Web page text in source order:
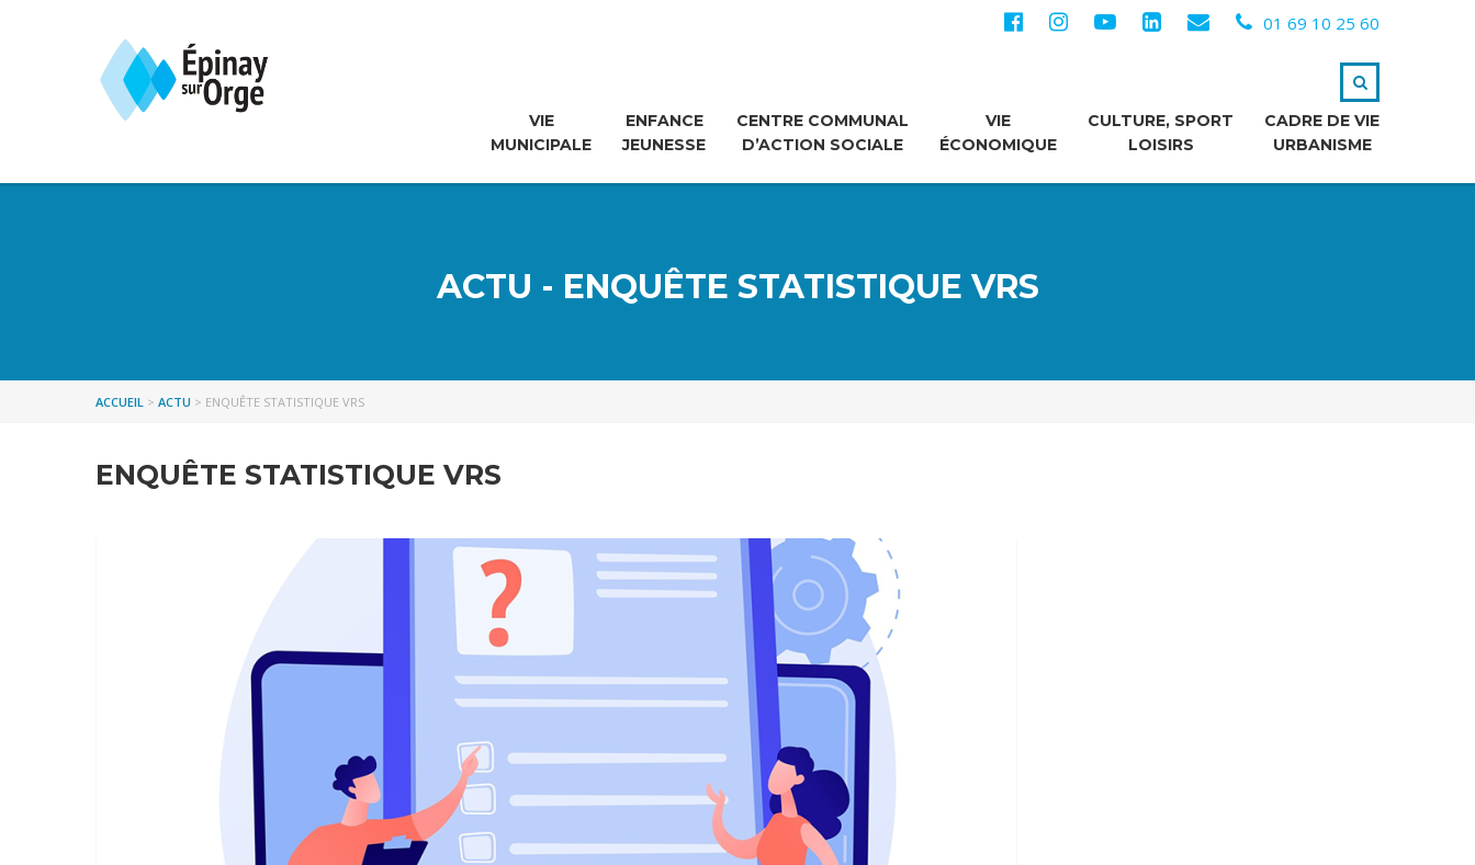
01 69 10 25 60
VIE
MUNICIPALE
ENFANCE
JEUNESSE
CENTRE COMMUNAL
D’ACTION SOCIALE
VIE
ÉCONOMIQUE
CULTURE, SPORT
LOISIRS
CADRE DE VIE
URBANISME
ACTU - ENQUÊTE STATISTIQUE VRS
ACCUEIL > ACTU > ENQUÊTE STATISTIQUE VRS
ENQUÊTE STATISTIQUE VRS